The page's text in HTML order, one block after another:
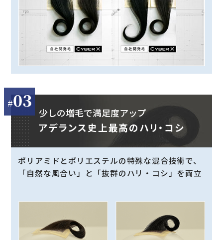
03
少しの増毛で満足度アップ
アデランス史上最高のハリ・コシ
ポリアミドとポリエステルの特殊な混合技術で、
「自然な風合い」と「抜群のハリ・コシ」を両立